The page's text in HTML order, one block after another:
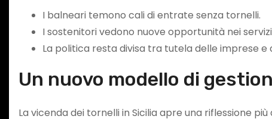
I balneari temono cali di entrate senza tornelli.
I sostenitori vedono nuove opportunità nei
La politica resta divisa tra tutela delle imprese e
Un nuovo modello di
La vicenda dei tornelli in Sicilia apre una riflessione